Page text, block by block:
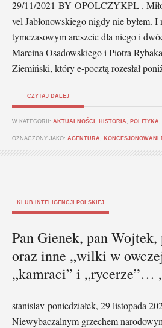
29/11/2021 BY OPOLCZYKPL .
vel Jabłonowskiego nigdy nie byłem. I
tymczasowym areszcie dla niego i
Marcina Osadowskiego i Piotra
Ziemiński, który e-pocztą rozesłał
CZYTAJ DALEJ
W KATEGORII: AKTUALNOŚCI HISTORIA POLITYKA
OZNACZONY JAKO: AGENTURA KONCESJONOWANI
KLUB INTELIGENCJI POLSKIEJ
Pan Gienek, pan Wojtek,
oraz inne „wilki w
„kamraci” i „rycerze”…
stanislav poniedziałek, 29 listopada
Niewybaczalnym grzechem